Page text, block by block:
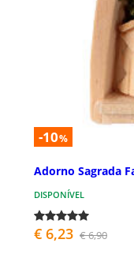
-10%
Adorno Sagrada
DISPONÍVEL
€ 6,23 € 6,90